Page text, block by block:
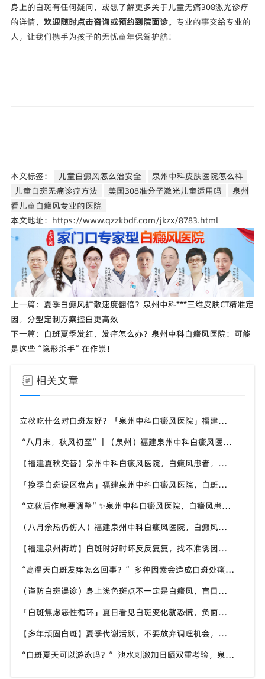
身上的白斑有任何疑问，或想了解更多关于儿童无痛308激光诊疗
的详情， 欢迎随时点击咨询或预约到院面诊。专业的事交给专业的
人，让我们携手为孩子的无忧童年保驾护航！
本文标签： 儿童白癜风怎么治安全
泉州中科皮肤医院怎么样
儿童白斑无痛诊疗方法
美国308准分子激光儿童适用吗
泉州
看儿童白癜风专业的医院
本文地址：https://www.qzzkbdf.com/jkzx/8783.html
上一篇： 夏季白癜风扩散速度翻倍？泉州中科***三维皮肤CT精准定
因，分型定制方案控白更高效
下一篇： 白斑夏季发红、发痒怎么办？泉州中科白癜风医院：可能
是这些“隐形杀手”在作祟！
相关文章
立秋吃什么对白斑友好？「泉州中科白癜风医院」福建白癜风患者饮食不要盲目忌口
“八月末，秋风初至”｜（泉州）福建泉州中科白癜风医院，聊聊白癜风换季防护关键点
【福建夏秋交替】泉州中科白癜风医院，白癜风患者，入秋之后洗澡习惯也要多注意
「换季白斑误区盘点」福建泉州中科白癜风医院，白斑消长多变，科学对待才是正道
“立秋后作息要调整”✨泉州中科白癜风医院，白癜风患者，不良作息会影响皮肤状态
（八月余热仍伤人）福建泉州中科白癜风医院，白癜风外出，依旧要做好硬防晒措施
【福建泉州街坊】白斑时好时坏反反复复，找不准诱因，泉州中科白癜风医院帮梳理夏季白斑波动各类诱因
“高温天白斑发痒怎么回事？” 多种因素会造成白斑处瘙痒，泉州中科白癜风医院讲解白斑发痒的处理方式
（谨防白斑误诊）身上浅色斑点不一定是白癜风，盲目用药危害皮肤，泉州中科白癜风医院建议先明确白斑类型
「白斑焦虑恶性循环」夏日看见白斑变化就恐慌，负面情绪反加重病情，泉州中科白癜风医院呼吁放平心态应对
【多年顽固白斑】夏季代谢活跃，不要放弃调理机会，泉州中科白癜风医院建议结合自身情况定制改善思路
“白斑夏天可以游泳吗？” 池水刺激加日晒双重考验，泉州中科白癜风医院告知白癜风人群游泳防护要点